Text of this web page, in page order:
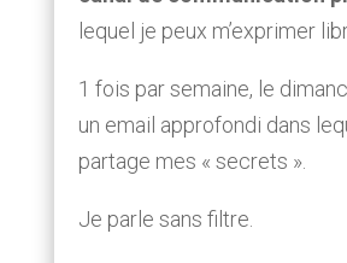
lequel je peux m’exprimer
1 fois par semaine, le
un email approfondi dans
partage mes « secrets ».
Je parle sans filtre.